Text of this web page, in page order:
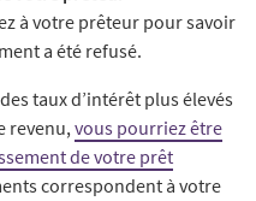
à votre prêteur pour savoir
a été refusé.
taux d’intérêt plus élevés
revenu,vous pourriez être
de votre prêt
correspondent à votre